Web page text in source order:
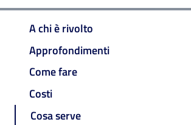
A chi è rivolto
Approfondimenti
Come fare
Costi
Cosa serve